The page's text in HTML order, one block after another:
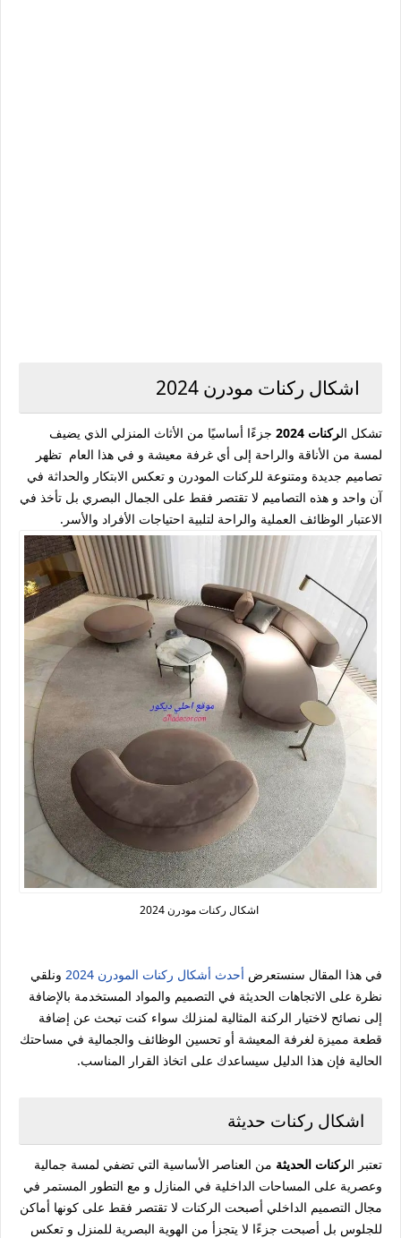
اشكال ركنات مودرن 2024
تشكل الركنات 2024
جزءًا أساسيًا من الأثاث المنزلي الذي يضيف
لمسة من الأناقة والراحة إلى أي غرفة معيشة و في هذا العام تظهر
تصاميم جديدة ومتنوعة للركنات المودرن و تعكس الابتكار والحداثة في
آن واحد و هذه التصاميم لا تقتصر فقط على الجمال البصري بل تأخذ في
الاعتبار الوظائف العملية والراحة لتلبية احتياجات الأفراد والأسر.
اشكال ركنات مودرن 2024
في هذا المقال سنستعرض أحدث أشكال ركنات المودرن 2024
ونلقي
نظرة على الاتجاهات الحديثة في التصميم والمواد المستخدمة بالإضافة
إلى نصائح لاختيار الركنة المثالية لمنزلك سواء كنت تبحث عن إضافة
قطعة مميزة لغرفة المعيشة أو تحسين الوظائف والجمالية في مساحتك
الحالية فإن هذا الدليل سيساعدك على اتخاذ القرار المناسب.
اشكال ركنات حديثة
تعتبر الركنات الحديثة من العناصر الأساسية التي تضفي لمسة جمالية
وعصرية على المساحات الداخلية في المنازل و مع التطور المستمر في
مجال التصميم الداخلي أصبحت الركنات لا تقتصر فقط على كونها أماكن
للجلوس بل أصبحت جزءًا لا يتجزأ من الهوية البصرية للمنزل و تعكس